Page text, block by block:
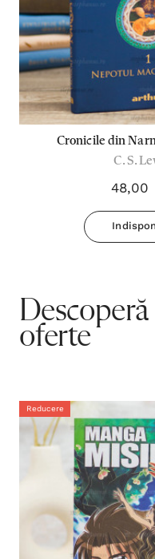
Cronicile din
Magicianului -
C. S.
48,00
oferte
Reducere